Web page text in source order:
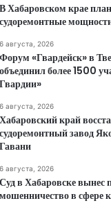
В Хабаровском крае
судоремонтные
6 августа, 2026
Форум «Гвардейск» в
объединил более 1500
Гвардии»
6 августа, 2026
Хабаровский край
судоремонтный завод
Гавани
6 августа, 2026
Суд в Хабаровске вынес
мошенничество в сфере